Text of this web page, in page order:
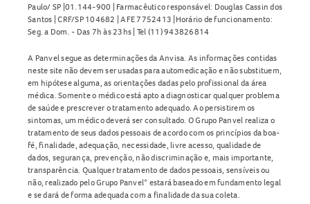
Paulo/ SP |01.144-900 | Farmacêutico responsável: Douglas Cassin dos
Santos | CRF/SP 104682 | AFE 7752413 |Horário de funcionamento:
Seg. a Dom. - Das 7h às 23hs | Tel (11) 943826814
A Panvel segue as determinações da Anvisa. As informações contidas
neste site não devem ser usadas para automedicação e não substituem,
em hipótese alguma, as orientações dadas pelo profissional da área
médica. Somente o médico está apto a diagnosticar qualquer problema
de saúde e prescrever o tratamento adequado. Ao persistirem os
sintomas, um médico deverá ser consultado. O Grupo Panvel realiza o
tratamento de seus dados pessoais de acordo com os princípios da boa-
fé, finalidade, adequação, necessidade, livre acesso, qualidade de
dados, segurança, prevenção, não discriminação e, mais importante,
transparência. Qualquer tratamento de dados pessoais, sensíveis ou
não, realizado pelo Grupo Panvel* estará baseado em fundamento legal
e se dará de forma adequada com a finalidade da sua coleta.